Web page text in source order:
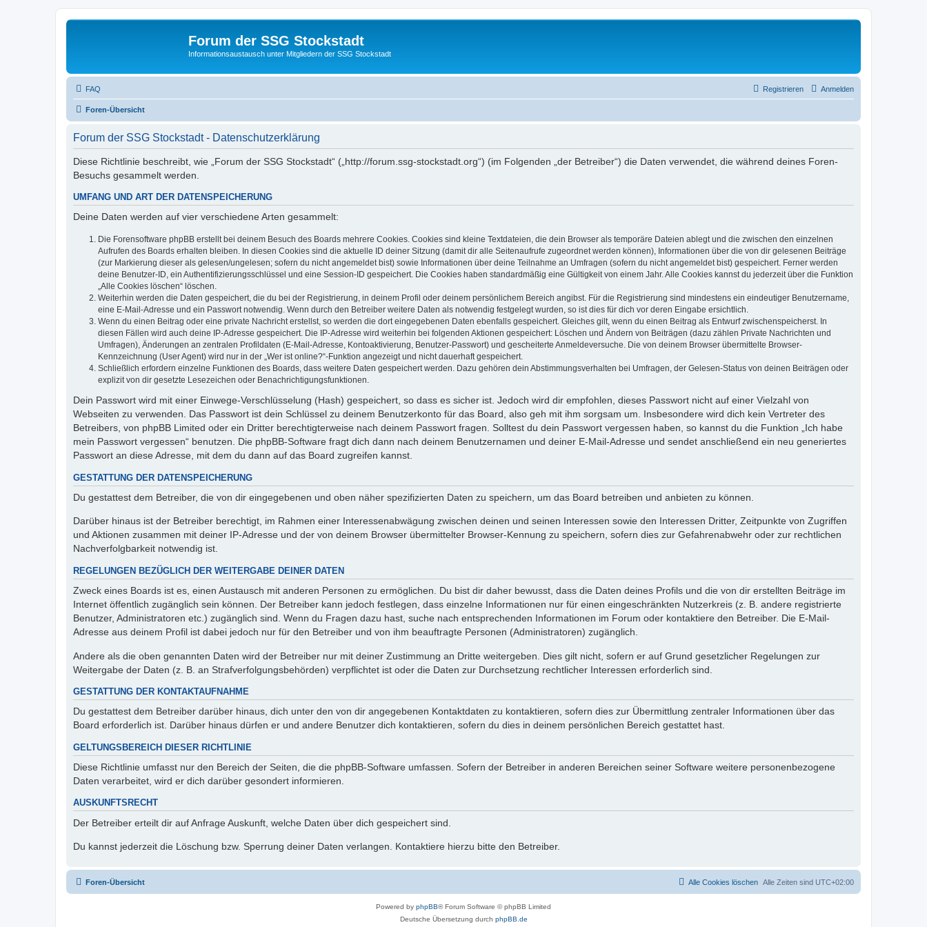
Forum der SSG Stockstadt
Informationsaustausch unter Mitgliedern der SSG Stockstadt
FAQ Anmelden
Registrieren
Foren-Übersicht
Forum der SSG Stockstadt - Datenschutzerklärung
Diese Richtlinie beschreibt, wie „Forum der SSG Stockstadt“ („http://forum.ssg-stockstadt.org“) (im Folgenden „der Betreiber“) die Daten verwendet, die während deines Foren-
Besuchs gesammelt werden.
UMFANG UND ART DER DATENSPEICHERUNG
Deine Daten werden auf vier verschiedene Arten gesammelt:
Die Forensoftware phpBB erstellt bei deinem Besuch des Boards mehrere Cookies. Cookies sind kleine Textdateien, die dein Browser als temporäre Dateien ablegt und die zwischen den einzelnen
Aufrufen des Boards erhalten bleiben. In diesen Cookies sind die aktuelle ID deiner Sitzung (damit dir alle Seitenaufrufe zugeordnet werden können), Informationen über die von dir gelesenen Beiträge
(zur Markierung dieser als gelesen/ungelesen; sofern du nicht angemeldet bist) sowie Informationen über deine Teilnahme an Umfragen (sofern du nicht angemeldet bist) gespeichert. Ferner werden
deine Benutzer-ID, ein Authentifizierungsschlüssel und eine Session-ID gespeichert. Die Cookies haben standardmäßig eine Gültigkeit von einem Jahr. Alle Cookies kannst du jederzeit über die Funktion
„Alle Cookies löschen“ löschen.
Weiterhin werden die Daten gespeichert, die du bei der Registrierung, in deinem Profil oder deinem persönlichem Bereich angibst. Für die Registrierung sind mindestens ein eindeutiger Benutzername,
eine E-Mail-Adresse und ein Passwort notwendig. Wenn durch den Betreiber weitere Daten als notwendig festgelegt wurden, so ist dies für dich vor deren Eingabe ersichtlich.
Wenn du einen Beitrag oder eine private Nachricht erstellst, so werden die dort eingegebenen Daten ebenfalls gespeichert. Gleiches gilt, wenn du einen Beitrag als Entwurf zwischenspeicherst. In
diesen Fällen wird auch deine IP-Adresse gespeichert. Die IP-Adresse wird weiterhin bei folgenden Aktionen gespeichert: Löschen und Ändern von Beiträgen (dazu zählen Private Nachrichten und
Umfragen), Änderungen an zentralen Profildaten (E-Mail-Adresse, Kontoaktivierung, Benutzer-Passwort) und gescheiterte Anmeldeversuche. Die von deinem Browser übermittelte Browser-
Kennzeichnung (User Agent) wird nur in der „Wer ist online?“-Funktion angezeigt und nicht dauerhaft gespeichert.
Schließlich erfordern einzelne Funktionen des Boards, dass weitere Daten gespeichert werden. Dazu gehören dein Abstimmungsverhalten bei Umfragen, der Gelesen-Status von deinen Beiträgen oder
explizit von dir gesetzte Lesezeichen oder Benachrichtigungsfunktionen.
Dein Passwort wird mit einer Einwege-Verschlüsselung (Hash) gespeichert, so dass es sicher ist. Jedoch wird dir empfohlen, dieses Passwort nicht auf einer Vielzahl von
Webseiten zu verwenden. Das Passwort ist dein Schlüssel zu deinem Benutzerkonto für das Board, also geh mit ihm sorgsam um. Insbesondere wird dich kein Vertreter des
Betreibers, von phpBB Limited oder ein Dritter berechtigterweise nach deinem Passwort fragen. Solltest du dein Passwort vergessen haben, so kannst du die Funktion „Ich habe
mein Passwort vergessen“ benutzen. Die phpBB-Software fragt dich dann nach deinem Benutzernamen und deiner E-Mail-Adresse und sendet anschließend ein neu generiertes
Passwort an diese Adresse, mit dem du dann auf das Board zugreifen kannst.
GESTATTUNG DER DATENSPEICHERUNG
Du gestattest dem Betreiber, die von dir eingegebenen und oben näher spezifizierten Daten zu speichern, um das Board betreiben und anbieten zu können.
Darüber hinaus ist der Betreiber berechtigt, im Rahmen einer Interessenabwägung zwischen deinen und seinen Interessen sowie den Interessen Dritter, Zeitpunkte von Zugriffen
und Aktionen zusammen mit deiner IP-Adresse und der von deinem Browser übermittelter Browser-Kennung zu speichern, sofern dies zur Gefahrenabwehr oder zur rechtlichen
Nachverfolgbarkeit notwendig ist.
REGELUNGEN BEZÜGLICH DER WEITERGABE DEINER DATEN
Zweck eines Boards ist es, einen Austausch mit anderen Personen zu ermöglichen. Du bist dir daher bewusst, dass die Daten deines Profils und die von dir erstellten Beiträge im
Internet öffentlich zugänglich sein können. Der Betreiber kann jedoch festlegen, dass einzelne Informationen nur für einen eingeschränkten Nutzerkreis (z. B. andere registrierte
Benutzer, Administratoren etc.) zugänglich sind. Wenn du Fragen dazu hast, suche nach entsprechenden Informationen im Forum oder kontaktiere den Betreiber. Die E-Mail-
Adresse aus deinem Profil ist dabei jedoch nur für den Betreiber und von ihm beauftragte Personen (Administratoren) zugänglich.
Andere als die oben genannten Daten wird der Betreiber nur mit deiner Zustimmung an Dritte weitergeben. Dies gilt nicht, sofern er auf Grund gesetzlicher Regelungen zur
Weitergabe der Daten (z. B. an Strafverfolgungsbehörden) verpflichtet ist oder die Daten zur Durchsetzung rechtlicher Interessen erforderlich sind.
GESTATTUNG DER KONTAKTAUFNAHME
Du gestattest dem Betreiber darüber hinaus, dich unter den von dir angegebenen Kontaktdaten zu kontaktieren, sofern dies zur Übermittlung zentraler Informationen über das
Board erforderlich ist. Darüber hinaus dürfen er und andere Benutzer dich kontaktieren, sofern du dies in deinem persönlichen Bereich gestattet hast.
GELTUNGSBEREICH DIESER RICHTLINIE
Diese Richtlinie umfasst nur den Bereich der Seiten, die die phpBB-Software umfassen. Sofern der Betreiber in anderen Bereichen seiner Software weitere personenbezogene
Daten verarbeitet, wird er dich darüber gesondert informieren.
AUSKUNFTSRECHT
Der Betreiber erteilt dir auf Anfrage Auskunft, welche Daten über dich gespeichert sind.
Du kannst jederzeit die Löschung bzw. Sperrung deiner Daten verlangen. Kontaktiere hierzu bitte den Betreiber.
Foren-Übersicht Alle Zeiten sind UTC+02:00
Alle Cookies löschen
Powered by phpBB® Forum Software © phpBB Limited
Deutsche Übersetzung durch phpBB.de